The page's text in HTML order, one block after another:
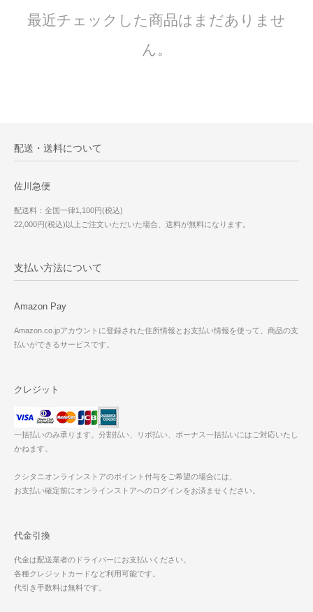
最近チェックした商品はまだありませ
ん。
配送・送料について
佐川急便
配送料：全国一律1,100円(税込)
22,000円(税込)以上ご注文いただいた場合、送料が無料になります。
支払い方法について
Amazon Pay
Amazon.co.jpアカウントに登録された住所情報とお支払い情報を使って、商品の支
払いができるサービスです。
クレジット
一括払いのみ承ります。分割払い、リボ払い、ボーナス一括払いにはご対応いたし
かねます。
クシタニオンラインストアのポイント付与をご希望の場合には、
お支払い確定前にオンラインストアへのログインをお済ませください。
代金引換
代金は配送業者のドライバーにお支払いください。
各種クレジットカードなど利用可能です。
代引き手数料は無料です。